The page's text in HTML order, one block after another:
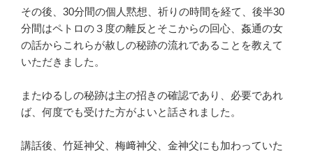
その後、30分間の個人黙想、祈りの時間を経て、後半30
分間はペトロの３度の離反とそこからの回心、姦通の女
の話からこれらが赦しの秘跡の流れであることを教えて
いただきました。
またゆるしの秘跡は主の招きの確認であり、必要であれ
ば、何度でも受けた方がよいと話されました。
講話後、竹延神父、梅﨑神父、金神父にも加わっていた